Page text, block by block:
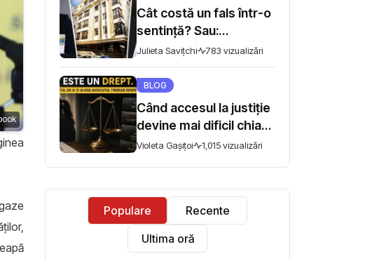
Cât costă un fals într-o
sentință? Sau:
Cucerescu să vă
judece
Julieta Savițchi 783 vizualizări
BLOG
Când accesul la justiție
devine mai dificil chiar
din cauza instituției
Violeta Gașițoi 1,015 vizualizări
Populare
Recente
Ultima oră